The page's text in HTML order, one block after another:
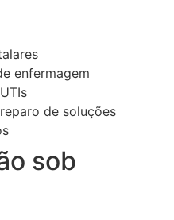
enfermagem
de soluções
sob